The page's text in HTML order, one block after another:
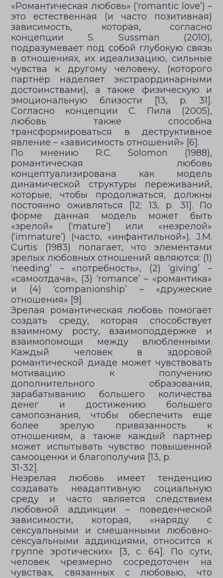
«Романтическая любовь» (‘romantic love’) –
это естественная (и часто позитивная)
зависимость, которая, согласно
концепции S. Sussman (2010),
подразумевает под собой глубокую связь
в отношениях, их идеализацию, сильные
чувства к другому человеку, (которого
партнёр наделяет экстраординарными
достоинствами), а также физическую и
эмоциональную близости [13, p. 31].
Согласно концепции С. Пила (2005),
любовь также способна
трансформироваться в деструктивное
явление – «зависимость отношений» [6].
По мнению R.C. Solomon (1988),
романтическая любовь
концептуализирована как модель
динамической структуры переживаний,
которые, чтобы продолжаться, должны
постоянно оживляться [12; 13, p. 31]. По
форме данная модель может быть
«зрелой» (‘mature’) или «незрелой»
(‘immature’) (часто, «инфантильной»). J.M.
Curtis (1983) полагает, что элементами
зрелых любовных отношений являются: (1)
‘needing’ – «потребность», (2) ‘giving’ –
«самоотдача», (3) ‘romance’ – «романтика»
и (4) ‘companionship’ – «дружеские
отношения» [9].
Зрелая романтическая любовь помогает
создать среду, которая способствует
взаимному росту, взаимоподдержке и
взаимопомощи между влюбленными.
Каждый человек в здоровой
романтической диаде может чувствовать
мотивацию к получению
дополнительного образования,
зарабатыванию большего количества
денег и достижению большего
самопознания, чтобы обеспечить еще
более зрелую привязанность к
отношениям, а также каждый партнер
может испытывать чувство повышенной
самооценки и благополучия [13, p.
31-32].
Незрелая любовь имеет тенденцию
создавать неадаптивную социальную
среду и часто является следствием
любовной аддикции – поведенческой
зависимости, которая, «наряду с
сексуальными и смешанными любовно-
сексуальными аддикциями, относится к
группе эротических» [3, с. 64]. По сути,
человек чрезмерно сосредоточен на
чувствах, связанных с любовью, что